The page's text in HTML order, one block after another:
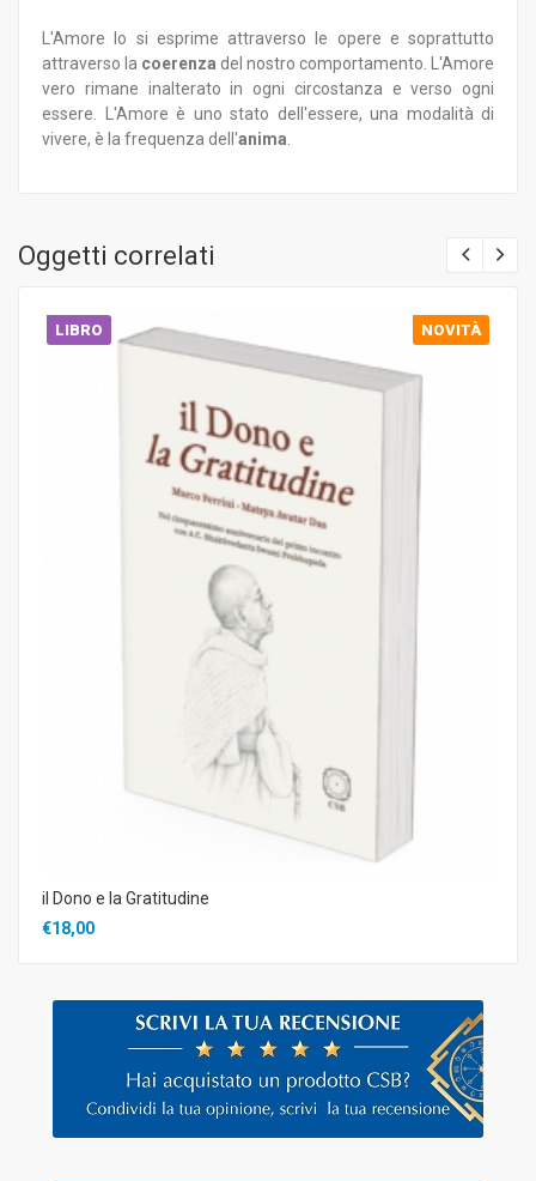
L'Amore lo si esprime attraverso le opere e soprattutto
attraverso la coerenza del nostro comportamento. L'Amore
vero rimane inalterato in ogni circostanza e verso ogni
essere. L'Amore è uno stato dell'essere, una modalità di
vivere, è la frequenza dell'anima
Oggetti correlati
LIBRO NOVITÀ
il Dono e la Gratitudine
€18,00